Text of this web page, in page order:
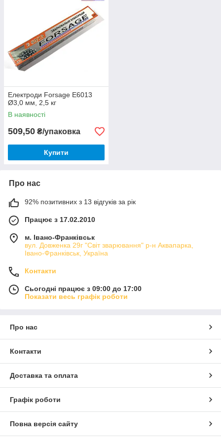
Електроди Forsage E6013
Ø3,0 мм, 2,5 кг
В наявності
509,50 ₴/упаковка
Купити
Про нас
92% позитивних з 13 відгуків за рік
Працює з 17.02.2010
м. Івано-Франківськ
вул. Довженка 29г "Світ зварювання" р-н Аквапарка,
Івано-Франківськ, Україна
Контакти
Сьогодні працює з 09:00 до 17:00
Показати весь графік роботи
Про нас
Контакти
Доставка та оплата
Графік роботи
Повна версія сайту